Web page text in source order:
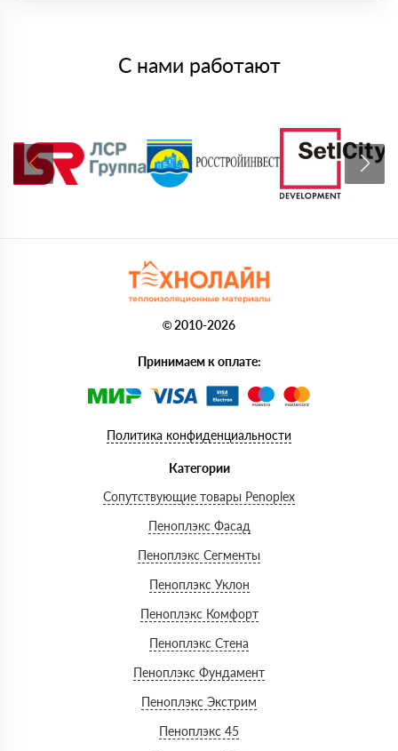
С нами работают
© 2010-2026
Принимаем к оплате:
Политика конфиденциальности
Категории
Сопутствующие товары Penoplex
Пеноплэкс Фасад
Пеноплэкс Сегменты
Пеноплэкс Уклон
Пеноплэкс Комфорт
Пеноплэкс Стена
Пеноплэкс Фундамент
Пеноплэкс Экстрим
Пеноплэкс 45